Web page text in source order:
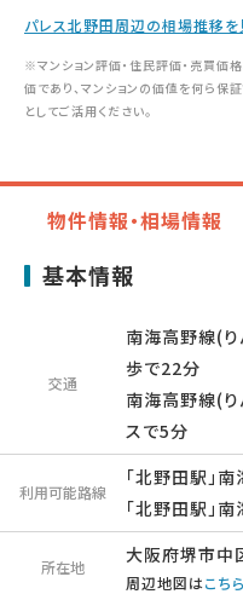
パレス北野田周辺の相場推移を
※マンション評価・住民評価・売買価
価であり、マンションの価値を何ら保
としてご活用ください。
物件情報・相場情報
基本情報
交通
南海高野線(り
歩で22分
南海高野線(り
スで5分
利用可能路線
「北野田駅」
「北野田駅」
所在地
大阪府堺市中
周辺地図はこちら